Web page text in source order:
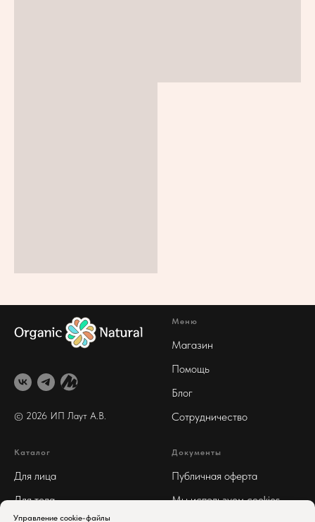
© 2026 ИП Лаут А .В.
Меню
Магазин
Помощь
Блог
Сотрудничество
Каталог
Для лица
Для тела
Документы
Публичная оферта
Мы используем cookies
Управление cookie-файлы